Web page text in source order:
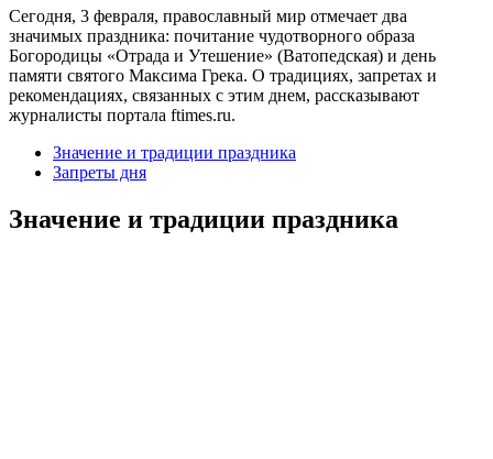
Сегодня, 3 февраля, православный мир отмечает два
значимых праздника: почитание чудотворного образа
Богородицы «Отрада и Утешение» (Ватопедская) и день
памяти святого Максима Грека. О традициях, запретах и
рекомендациях, связанных с этим днем, рассказывают
журналисты портала ftimes.ru.
Значение и традиции праздника
Запреты дня
Значение и традиции праздника